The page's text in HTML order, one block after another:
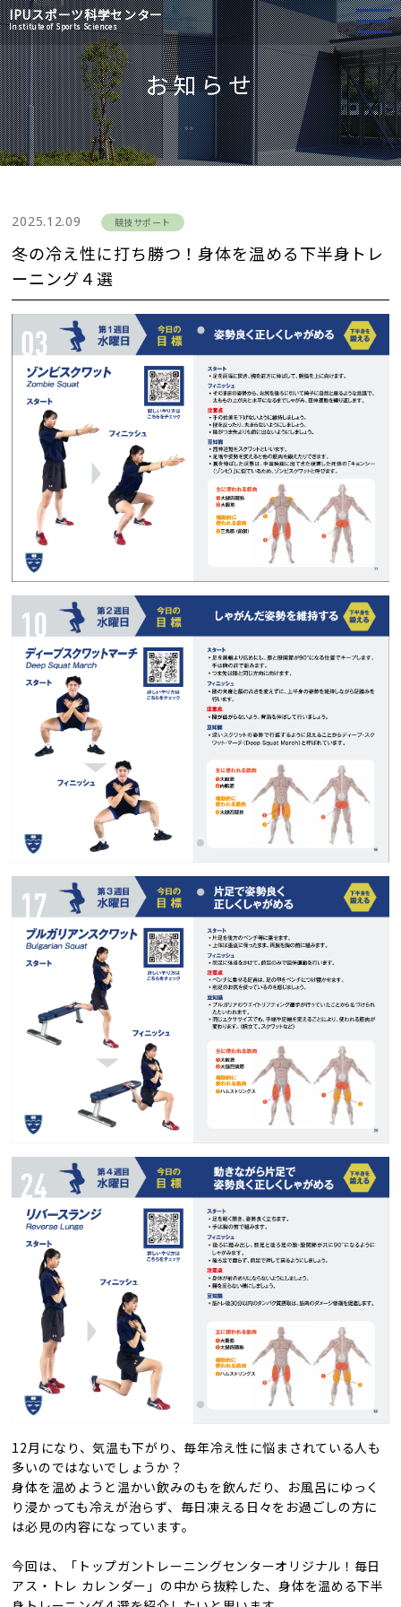
IPUスポーツ科学センター
Institute of Sports Sciences
お知らせ
2025.12.09 競技サポート
冬の冷え性に打ち勝つ！身体を温める下半身トレ
ーニング４選
12月になり、気温も下がり、毎年冷え性に悩まされている人も
多いのではないでしょうか？
身体を温めようと温かい飲みのもを飲んだり、お風呂にゆっく
り浸かっても冷えが治らず、毎日凍える日々をお過ごしの方に
は必見の内容になっています。
今回は、「トップガントレーニングセンターオリジナル！毎日
アス・トレ カレンダー」の中から抜粋した、身体を温める下半